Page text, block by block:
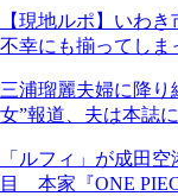
【現地ルポ】いわ
不幸にも揃ってしま
三浦瑠麗夫婦に降
女”報道、夫は本誌
「ルフィ」が成田
目 本家『ONE